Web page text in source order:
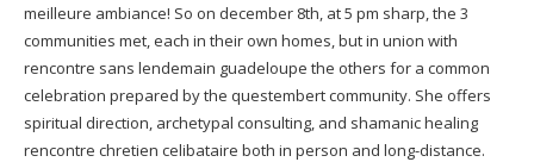
meilleure ambiance! So on december 8th, at 5 pm sharp, the 3
communities met, each in their own homes, but in union with
rencontre sans lendemain guadeloupe the others for a common
celebration prepared by the questembert community. She offers
spiritual direction, archetypal consulting, and shamanic healing
rencontre chretien celibataire both in person and long-distance.